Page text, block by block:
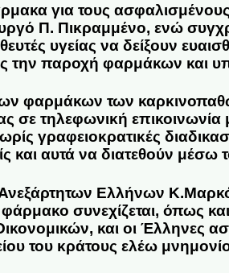
για τους
Π. Πικραμμένο, ενώ
υγείας να δείξουν
την παροχή φαρμάκων και
φαρμάκων των
τηλεφωνική επικοινωνία
γραφειοκρατικές
και αυτά να διατεθούν μέσω
Ελλήνων
φάρμακο συνεχίζεται, όπως
και οι Έλληνες
του κράτους ελέω